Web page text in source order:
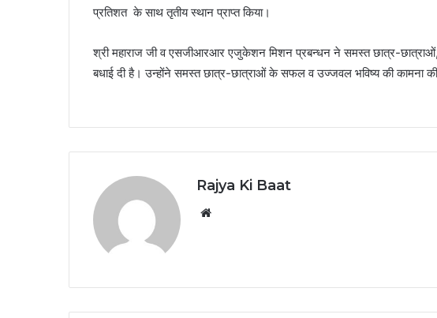
प्रतिशत के साथ तृतीय स्थान प्राप्त किया।
श्री महाराज जी व एसजीआरआर एजुकेशन मिशन प्रबन्धन ने समस्त छात्र-छात्राओं,
बधाई दी है। उन्होंने समस्त छात्र-छात्राओं के सफल व उज्जवल भविष्य की कामना
Rajya Ki Baat